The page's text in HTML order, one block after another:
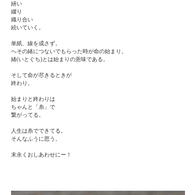
繕い
綴り
織り合い
続いていく。
単紙、線を成さず。
へその緒につないでもらった時が命の始まり。
緒(いとぐち)とは始まりの意味である。
そして命が尽きるときが
終わり。
始まりと終わりは
ちゃんと「糸」で
繋がってる。
人生は糸でできてる。
そんなふうに思う。
末永くおしあわせにー！